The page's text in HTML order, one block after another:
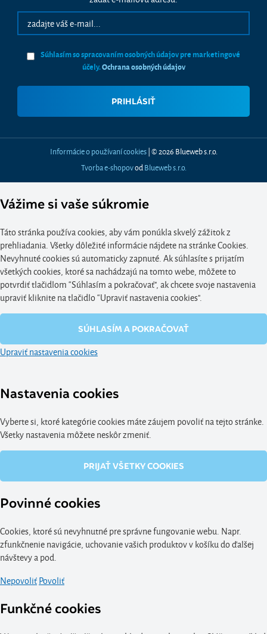
Súhlasím so spracovaním osobných údajov pre marketingové
účely.Ochrana osobných údajov
Informácie o používaní cookies| © 2026 Blueweb s.r.o.
Tvorba e-shopovod Blueweb s.r.o.
Vážime si vaše súkromie
Táto stránka používa cookies, aby vám ponúkla skvelý zážitok z
prehliadania. Všetky dôležité informácie nájdete na stránke Cookies.
Nevyhnuté cookies sú automaticky zapnuté. Ak súhlasíte s prijatím
všetkých cookies, ktoré sa nachádzajú na tomto webe, môžete to
potvrdiť tlačidlom “Súhlasím a pokračovať", ak chcete svoje nastavenia
upraviť kliknite na tlačidlo “Upraviť nastavenia cookies".
SÚHLASÍM A POKRAČOVAŤ
Upraviť nastavenia cookies
Nastavenia cookies
Vyberte si, ktoré kategórie cookies máte záujem povoliť na tejto stránke.
Všetky nastavenia môžete neskôr zmeniť.
PRIJAŤ VŠETKY COOKIES
Povinné cookies
Cookies, ktoré sú nevyhnutné pre správne fungovanie webu. Napr.
zfunkčnenie navigácie, uchovanie vašich produktov v košíku do ďalšej
návštevy a pod.
NepovoliťPovoliť
Funkčné cookies